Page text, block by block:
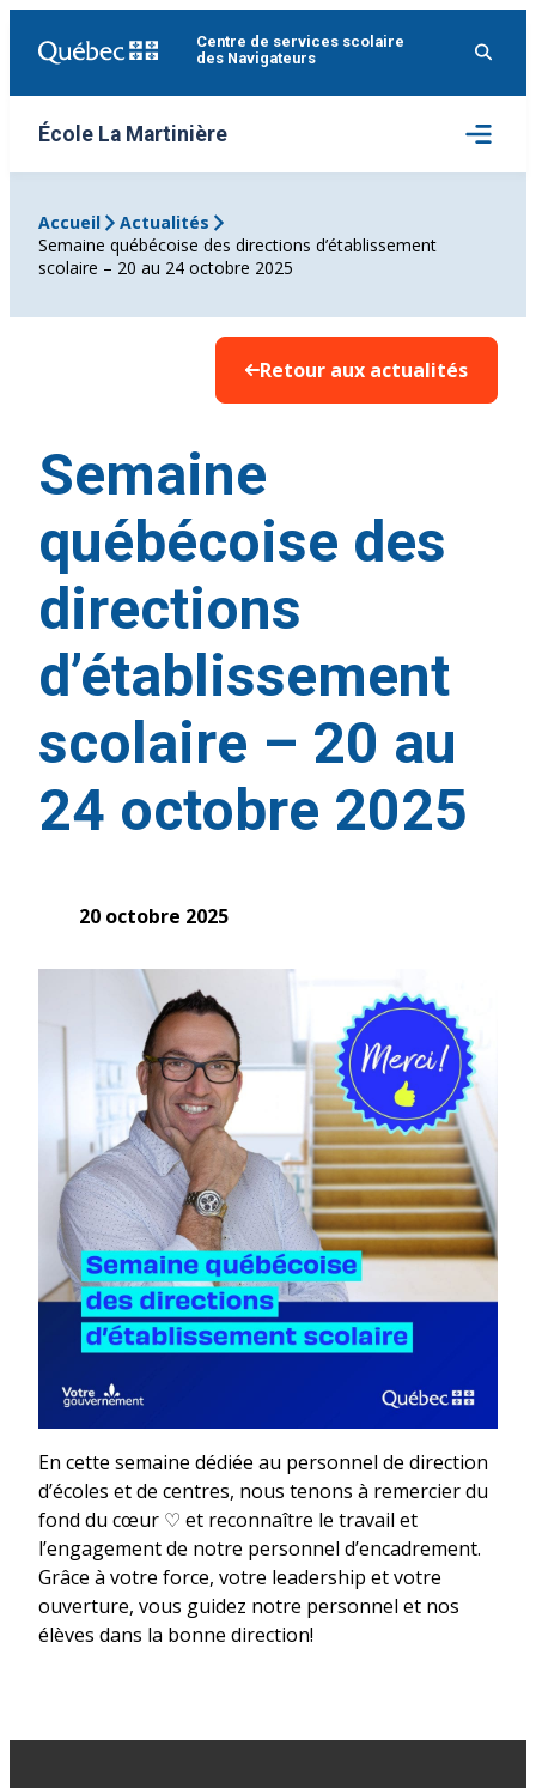
Centre de services scolaire
des Navigateurs
École La Martinière
Ouvrir
le
menu
Accueil
Actualités
Semaine québécoise des directions d’établissement
scolaire – 20 au 24 octobre 2025
Retour aux actualités
Semaine
québécoise des
directions
d’établissement
scolaire – 20 au
24 octobre 2025
20 octobre 2025
En cette semaine dédiée au personnel de direction
d’écoles et de centres, nous tenons à remercier du
fond du cœur ♡ et reconnaître le travail et
l’engagement de notre personnel d’encadrement.
Grâce à votre force, votre leadership et votre
ouverture, vous guidez notre personnel et nos
élèves dans la bonne direction!